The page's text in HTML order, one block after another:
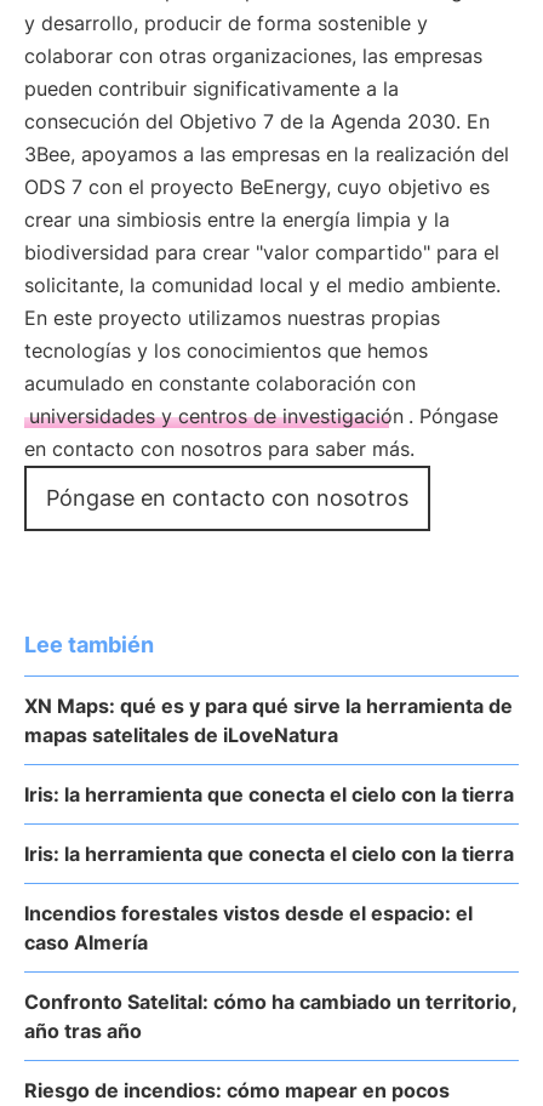
y desarrollo, producir de forma sostenible y
colaborar con otras organizaciones, las empresas
pueden contribuir significativamente a la
consecución del Objetivo 7 de la Agenda 2030. En
3Bee, apoyamos a las empresas en la realización del
ODS 7 con el proyecto BeEnergy, cuyo objetivo es
crear una simbiosis entre la energía limpia y la
biodiversidad para crear "valor compartido" para el
solicitante, la comunidad local y el medio ambiente.
En este proyecto utilizamos nuestras propias
tecnologías y los conocimientos que hemos
acumulado en constante colaboración con
universidades y centros de investigación . Póngase
en contacto con nosotros para saber más.
Póngase en contacto con nosotros
Lee también
XN Maps: qué es y para qué sirve la herramienta de
mapas satelitales de iLoveNatura
Iris: la herramienta que conecta el cielo con la tierra
Iris: la herramienta que conecta el cielo con la tierra
Incendios forestales vistos desde el espacio: el
caso Almería
Confronto Satelital: cómo ha cambiado un territorio,
año tras año
Riesgo de incendios: cómo mapear en pocos